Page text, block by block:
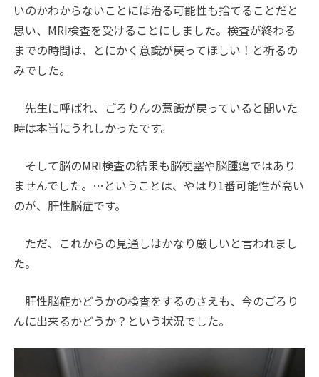
いのかわからないことには治る可能性も捨てることだと
思い、MRI検査を受けることにしました。検査が終わる
までの時間は、とにかく意識が戻ってほしい！と祈るの
みでした。
先生に呼ばれ、ごろりんの意識が戻っていると聞いた
時は本当にうれしかったです。
そして脳のMRI検査の結果も脳梗塞や脳腫瘍ではあり
ませんでした。…ということは、やはり1番可能性が高い
のが、肝性脳症です。
ただ、これからの見通しはかなり厳しいと言われまし
た。
肝性脳症かどうかの検査をするのさえも、今のごろり
んに出来るかどうか？という状況でした。